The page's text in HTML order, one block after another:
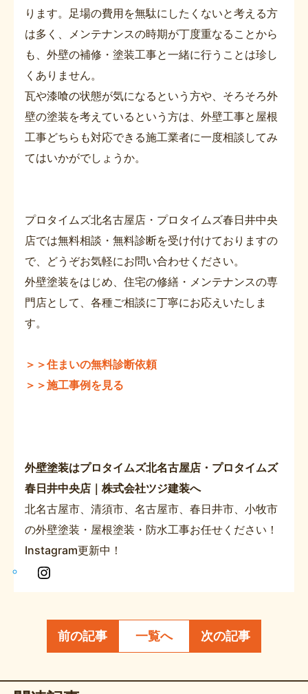
ります。足場の費用を無駄にしたくないと考える方
は多く、メンテナンスの時期が丁度重なることから
も、外壁の補修・塗装工事と一緒に行うことは珍し
くありません。
瓦や漆喰の状態が気になるという方や、そろそろ外
壁の塗装を考えているという方は、外壁工事と屋根
工事どちらも対応できる施工業者に一度相談してみ
てはいかがでしょうか。
プロタイムズ北名古屋店・プロタイムズ春日井中央
店では無料相談・無料診断を受け付けておりますの
で、どうぞお気軽にお問い合わせください。
外壁塗装をはじめ、住宅の修繕・メンテナンスの専
門店として、各種ご相談に丁寧にお応えいたしま
す。
＞＞住まいの無料診断依頼
＞＞施工事例を見る
外壁塗装はプロタイムズ北名古屋店・プロタイムズ
春日井中央店｜株式会社ツジ建装へ
北名古屋市、清須市、名古屋市、春日井市、小牧市
の外壁塗装・屋根塗装・防水工事お任せください！
Instagram更新中！
In
g
前の記事 一覧へ 次の記事